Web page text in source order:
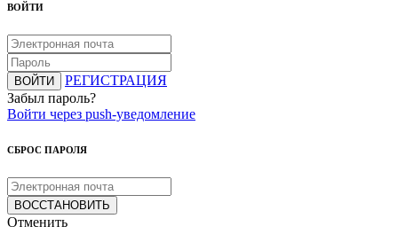
ВОЙТИ
ВОЙТИ
РЕГИСТРАЦИЯ
Забыл пароль?
Войти через push-уведомление
СБРОС ПАРОЛЯ
ВОССТАНОВИТЬ
Отменить